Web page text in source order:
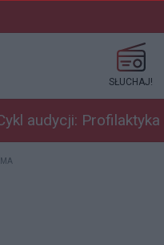
SŁUCHAJ!
audycji: Profilaktyka